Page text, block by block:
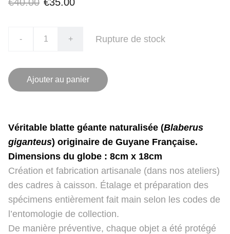
- + Rupture de stock
Ajouter au panier
Véritable blatte géante naturalisée (Blaberus
giganteus) originaire de Guyane Française.
Dimensions du globe : 8cm x 18cm
Création et fabrication artisanale (dans nos ateliers)
des cadres à caisson. Étalage et préparation des
spécimens entièrement fait main selon les codes de
l’entomologie de collection.
De manière préventive, chaque objet a été protégé